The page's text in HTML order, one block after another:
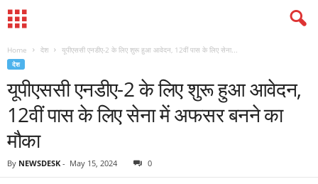
Home देश यूपीएससी एनडीए-2 के लिए शुरू हुआ आवेदन, 12वीं पास के लिए सेना...
देश
यूपीएससी एनडीए-2 के लिए शुरू हुआ आवेदन,
12वीं पास के लिए सेना में अफसर बनने का
मौका
By NEWSDESK - May 15, 2024 0